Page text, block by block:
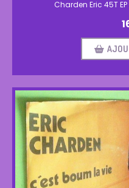
Charden Eric 45T